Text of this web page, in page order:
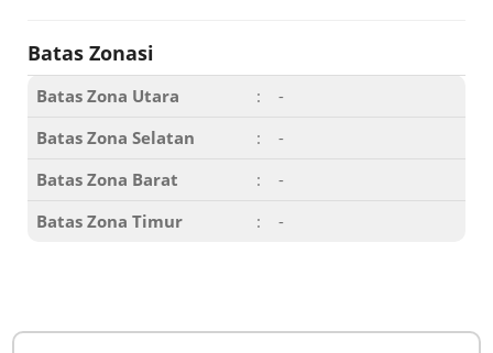
Batas Zonasi
Batas Zona Utara :
-
Batas Zona Selatan
:
-
Batas Zona Barat
:
-
Batas Zona Timur
: -